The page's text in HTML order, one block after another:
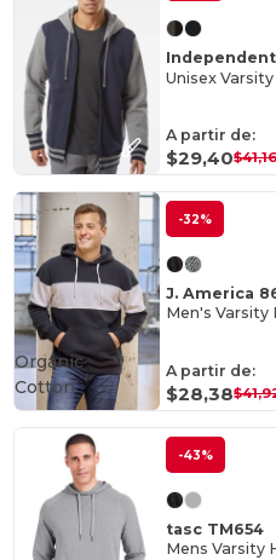
Independent
Unisex
A partir de:
$29,40
-32%
J. America
Men's
A partir de:
$28,38
Organic
Cotton
-43%
tasc TM654
Mens